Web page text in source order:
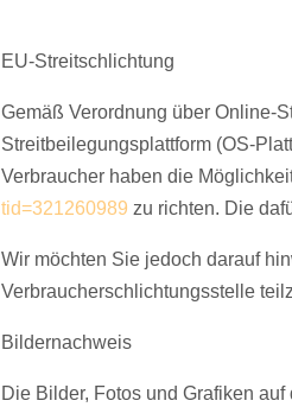
EU-Streitschlichtung
Gemäß Verordnung über Online-
Streitbeilegungsplattform (OS-
Verbraucher haben die
tid=321260989 zu richten. Die
Wir möchten Sie jedoch darauf
Verbraucherschlichtungsstelle
Bildernachweis
Die Bilder, Fotos und Grafiken